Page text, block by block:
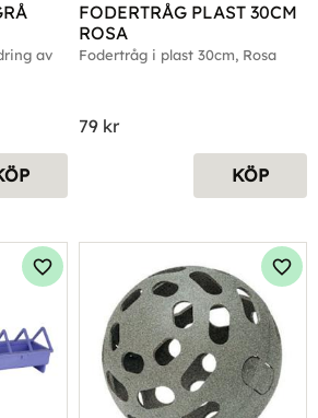
av
FODERTRÅG PLAST 30CM
ROSA
Fodertråg i plast 30cm, Rosa
79 kr
KÖP
Lägg till i favoriter